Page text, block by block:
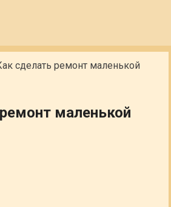
сделать ремонт маленькой
маленькой